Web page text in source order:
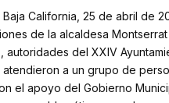
Baja California, 25 de abril de
de la alcaldesa
autoridades del XXIV
atendieron a un grupo de
el apoyo del Gobierno